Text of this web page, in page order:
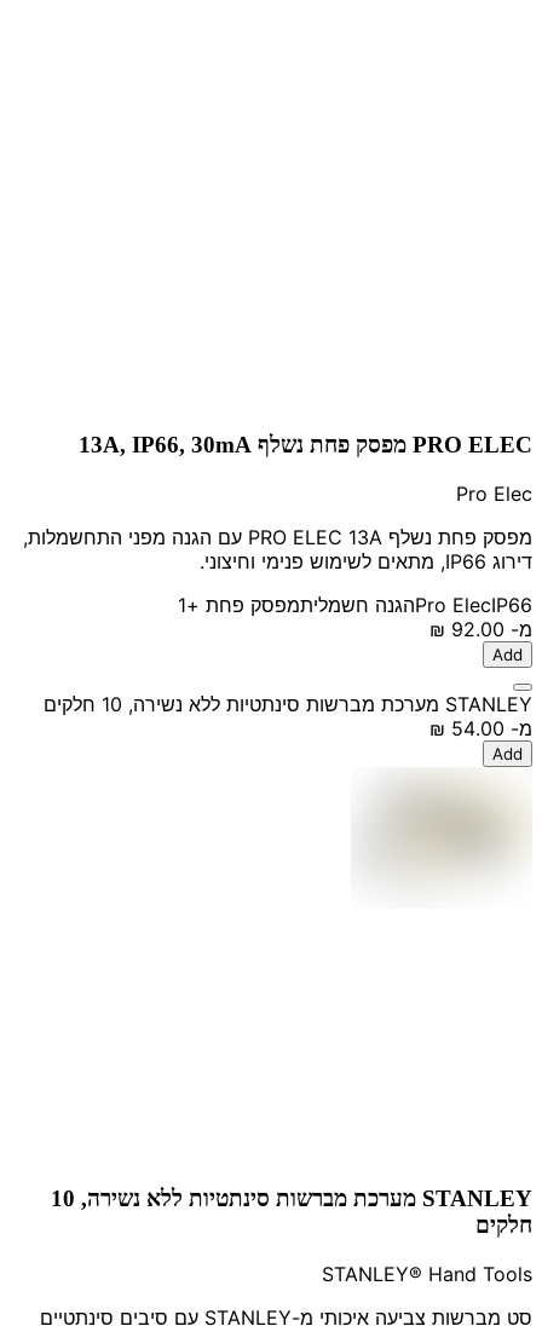
PRO ELEC מפסק פחת נשלף 13A, IP66, 30mA
Pro Elec
מפסק פחת נשלף PRO ELEC 13A עם הגנה מפני התחשמלות,
דירוג IP66, מתאים לשימוש פנימי וחיצוני.
Pro ElecIP66 הגנה חשמליתמפסק פחת +1
מ-
Add
STANLEY מערכת מברשות סינתטיות ללא נשירה, 10 חלקים
מ-
Add
STANLEY מערכת מברשות סינתטיות ללא נשירה, 10
חלקים
STANLEY® Hand Tools
סט מברשות צביעה איכותי מ-STANLEY עם סיבים סינתטיים